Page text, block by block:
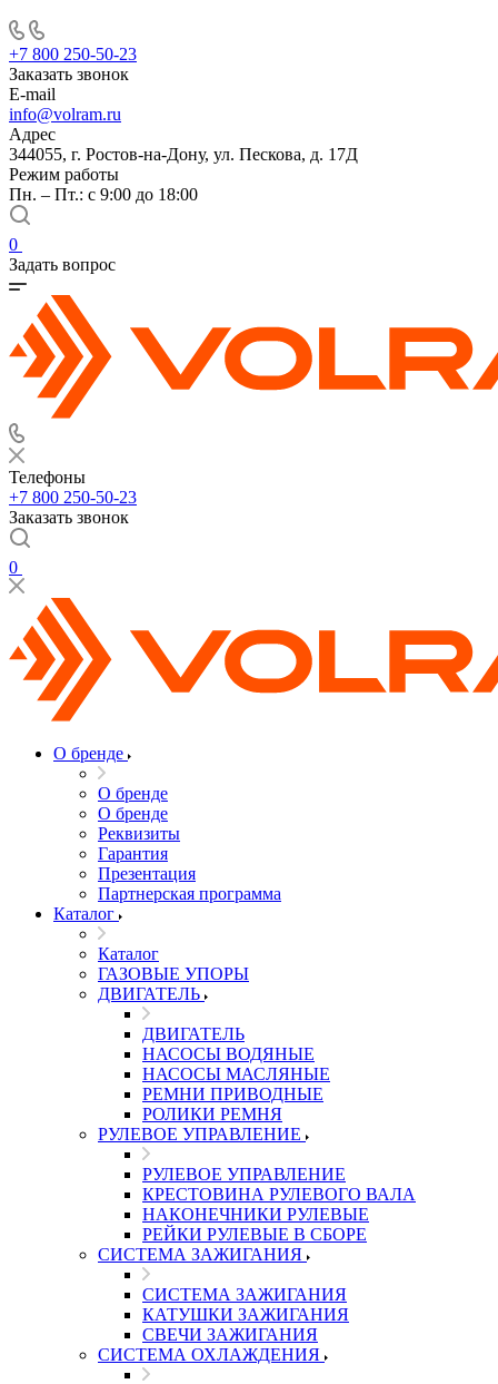
+7 800 250-50-23
Заказать звонок
E-mail
info@volram.ru
Адрес
344055, г. Ростов-на-Дону, ул. Пескова, д. 17Д
Режим работы
Пн. – Пт.: с 9:00 до 18:00
0
Задать вопрос
Телефоны
+7 800 250-50-23
Заказать звонок
0
О бренде
О бренде
О бренде
Реквизиты
Гарантия
Презентация
Партнерская программа
Каталог
Каталог
ГАЗОВЫЕ УПОРЫ
ДВИГАТЕЛЬ
ДВИГАТЕЛЬ
НАСОСЫ ВОДЯНЫЕ
НАСОСЫ МАСЛЯНЫЕ
РЕМНИ ПРИВОДНЫЕ
РОЛИКИ РЕМНЯ
РУЛЕВОЕ УПРАВЛЕНИЕ
РУЛЕВОЕ УПРАВЛЕНИЕ
КРЕСТОВИНА РУЛЕВОГО ВАЛА
НАКОНЕЧНИКИ РУЛЕВЫЕ
РЕЙКИ РУЛЕВЫЕ В СБОРЕ
СИСТЕМА ЗАЖИГАНИЯ
СИСТЕМА ЗАЖИГАНИЯ
КАТУШКИ ЗАЖИГАНИЯ
СВЕЧИ ЗАЖИГАНИЯ
СИСТЕМА ОХЛАЖДЕНИЯ